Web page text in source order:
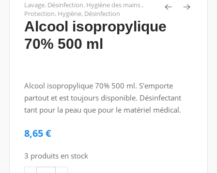
Lavage. Désinfection. Hygiène des mains ,
Protection. Hygiène. Désinfection
Alcool isopropylique
70% 500 ml
Alcool isopropylique 70% 500 ml. S'emporte
partout et est toujours disponible. Désinfectant
tant pour la peau que pour le matériel médical.
8,65 €
3 produits en stock